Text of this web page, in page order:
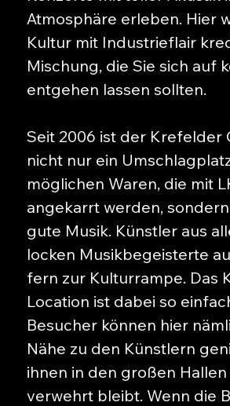
Atmosphäre erleben. Hier
Kultur mit Industrieflair
Mischung, die Sie sich auf
entgehen lassen sollten.
Seit 2006 ist der Krefelder
nicht nur ein
möglichen Waren, die mit
angekarrt werden,
gute Musik. Künstler aus
locken Musikbegeisterte
fern zur Kulturrampe. Das
Location ist dabei so
Besucher können hier
Nähe zu den Künstlern
ihnen in den großen
verwehrt bleibt. Wenn die